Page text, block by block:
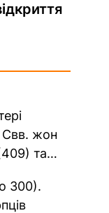
Свв. жон
та
300).